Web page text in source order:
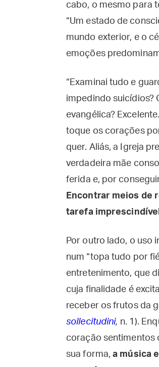
cabo, o mesmo para
“Um estado de
mundo exterior, e o
emoções
“Examinai tudo e
impedindo suicídios?
evangélica?
toque os corações
quer. Aliás, a Igreja
verdadeira mãe
ferida e, por
Encontrar meios de
tarefa imprescindível
Por outro lado, o uso
num “topa tudo por
entretenimento, que
cuja finalidade é
receber os frutos da
sollecitudini, n. 1).
coração sentimentos
sua forma,a música